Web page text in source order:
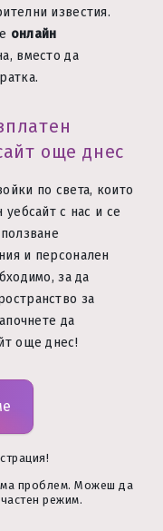
известия.
онлайн
вместо да
още днес
по света, които
уебсайт с нас и се
и персонален
за да
за
да
още днес!
проблем. Можеш да
режим.